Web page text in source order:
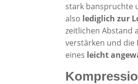
stark banspruchte
also lediglich zur
zeitlichen Abstand
verstärken und die
eines leicht